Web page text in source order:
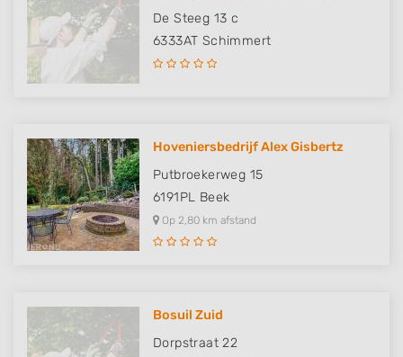
De Steeg 13 c
6333AT Schimmert
Hoveniersbedrijf Alex Gisbertz
Putbroekerweg 15
6191PL Beek
Op 2,80 km afstand
Bosuil Zuid
Dorpstraat 22